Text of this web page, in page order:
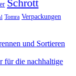
Schrott
Tomra Verpackungen
und Sortieren
für die nachhaltige